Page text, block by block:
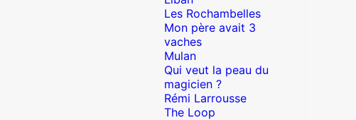
Les Rochambelles
Mon père avait 3
vaches
Mulan
Qui veut la peau du
magicien ?
Rémi Larrousse
The Loop